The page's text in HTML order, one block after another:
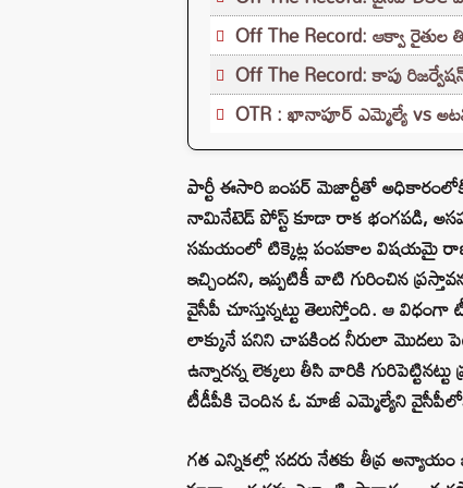
Off The Record: ఆక్వా
Off The Record: కాపు
OTR : ఖానాపూర్ ఎమ్మెల్యే vs
పార్టీ ఈసారి బంపర్ మెజార్టీతో అధికారంలోకి
నామినేటెడ్‌ పోస్ట్‌ కూడా రాక భంగపడి,
సమయంలో టిక్కెట్ల పంపకాల విషయమై
ఇచ్చిందని, ఇప్పటికీ వాటి గురించిన
వైసీపీ చూస్తున్నట్టు తెలుస్తోంది. ఆ
లాక్కునే పనిని చాపకింద నీరులా మొదలు
ఉన్నారన్న లెక్కలు తీసి వారికి
టీడీపీకి చెందిన ఓ మాజీ ఎమ్మెల్యేని వైసీపీలోకి
గత ఎన్నికల్లో సదరు నేతకు తీవ్ర